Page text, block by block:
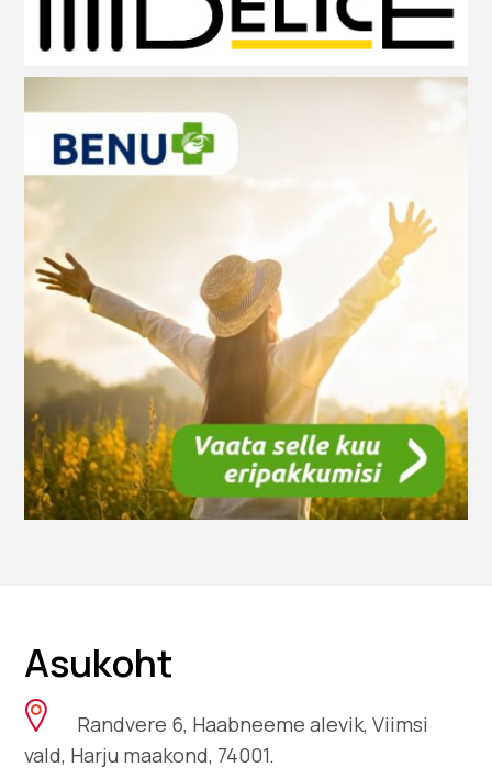
Asukoht
Randvere 6, Haabneeme alevik, Viimsi
vald, Harju maakond, 74001.